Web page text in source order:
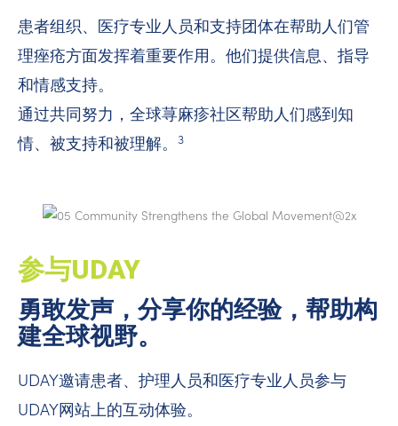
患者组织、医疗专业人员和支持团体在帮助人们管
理痤疮方面发挥着重要作用。他们提供信息、指导
和情感支持。
通过共同努力，全球荨麻疹社区帮助人们感到知
情、被支持和被理解。
3
参与UDAY
勇敢发声，分享你的经验，帮助构
建全球视野。
UDAY邀请患者、护理人员和医疗专业人员参与
UDAY网站上的互动体验。